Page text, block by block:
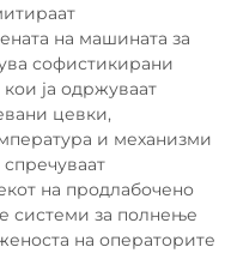
на машината за
софистикирани
ја одржуваат
цевки,
и механизми
на продлабочено
системи за полнење
на операторите